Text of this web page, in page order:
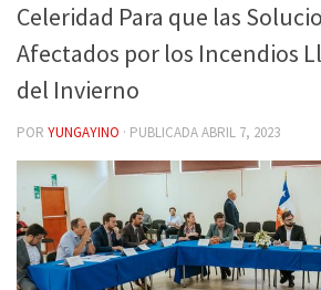
Celeridad Para que las
Afectados por los Incendios
del Invierno
POR YUNGAYINO · PUBLICADAABRIL 7, 2023